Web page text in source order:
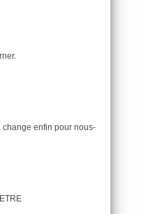
enfin pour nous-